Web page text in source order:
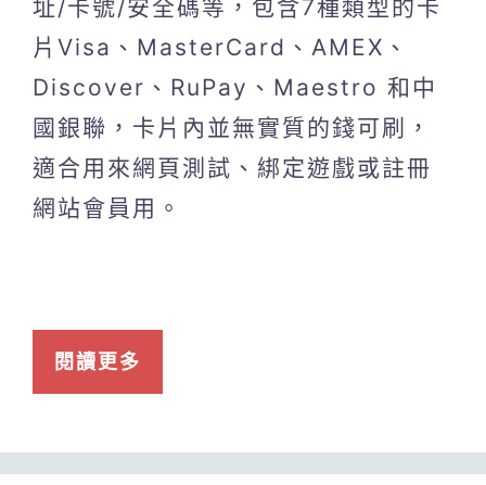
址/卡號/安全碼等，包含7種類型的卡
片Visa、MasterCard、AMEX、
Discover、RuPay、Maestro 和中
國銀聯，卡片內並無實質的錢可刷，
適合用來網頁測試、綁定遊戲或註冊
網站會員用。
閱讀更多